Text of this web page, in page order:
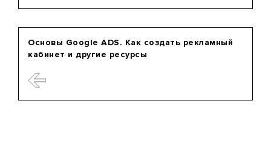
Основы Google ADS. Как создать рекламный
кабинет и другие ресурсы